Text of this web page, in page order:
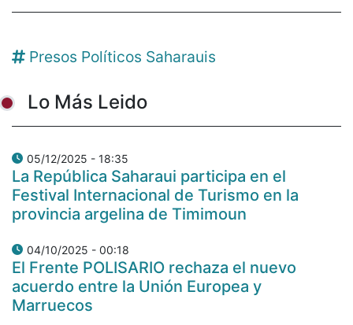
Presos Políticos Saharauis
Lo Más Leido
05/12/2025 - 18:35
La República Saharaui participa en el
Festival Internacional de Turismo en la
provincia argelina de Timimoun
04/10/2025 - 00:18
El Frente POLISARIO rechaza el nuevo
acuerdo entre la Unión Europea y
Marruecos